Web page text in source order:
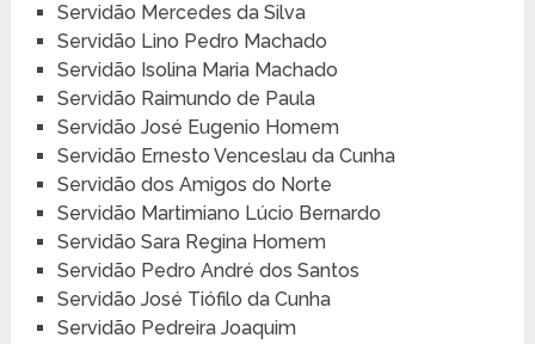
Servidão Mercedes da Silva
Servidão Lino Pedro Machado
Servidão Isolina Maria Machado
Servidão Raimundo de Paula
Servidão José Eugenio Homem
Servidão Ernesto Venceslau da Cunha
Servidão dos Amigos do Norte
Servidão Martimiano Lúcio Bernardo
Servidão Sara Regina Homem
Servidão Pedro André dos Santos
Servidão José Tiófilo da Cunha
Servidão Pedreira Joaquim